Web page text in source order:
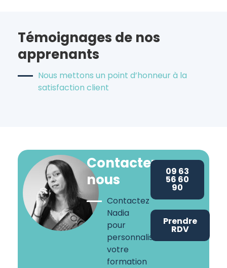
Témoignages de nos
apprenants
Nous mettons un point d’honneur à la
satisfaction client
Contactez-
nous
Contactez
Nadia
pour
personnaliser
votre
formation
09 63
56 60
90
Prendre
RDV